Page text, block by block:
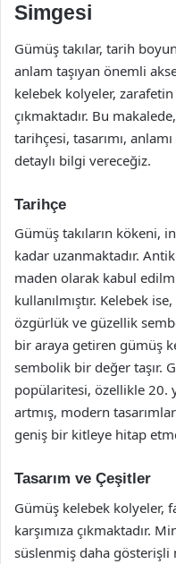
Simgesi
Gümüş takılar, tarih
anlam taşıyan önemli
kelebek kolyeler,
çıkmaktadır. Bu
tarihçesi, tasarımı,
detaylı bilgi vereceğiz.
Tarihçe
Gümüş takıların kökeni,
kadar uzanmaktadır.
maden olarak kabul
kullanılmıştır. Kelebek
özgürlük ve güzellik
bir araya getiren gümüş
sembolik bir değer taşır.
popülaritesi, özellikle 20.
artmış, modern
geniş bir kitleye hitap
Tasarım ve Çeşitler
Gümüş kelebek kolyeler,
karşımıza çıkmaktadır.
süslenmiş daha